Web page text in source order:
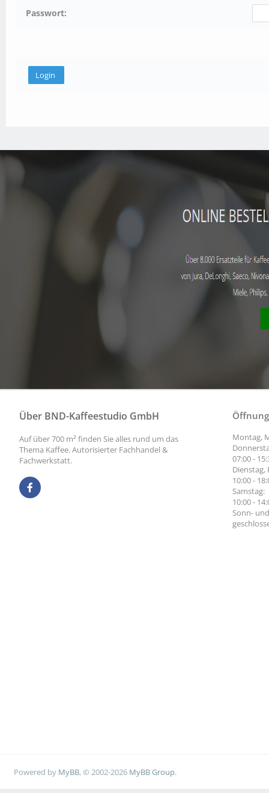
Passwort:
Über BND-Kaffeestudio GmbH
Auf über 700 m² finden Sie alles rund um das
Thema Kaffee. Autorisierter Fachhandel &
Fachwerkstatt.
Montag,
07:00 -
Dienstag,
10:00 -
Samstag:
10:00 -
Sonn-
Powered by MyBB, © 2002-2026 MyBB Group.